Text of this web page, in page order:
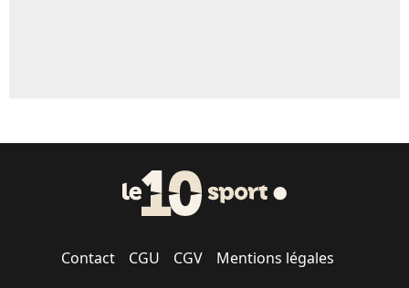
Contact CGU CGV Mentions légales